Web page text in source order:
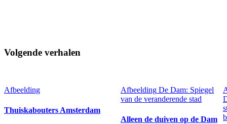
Volgende verhalen
Afbeelding
Thuiskabouters Amsterdam
Afbeelding De Dam: Spiegel
van de veranderende stad
Alleen de duiven op de Dam